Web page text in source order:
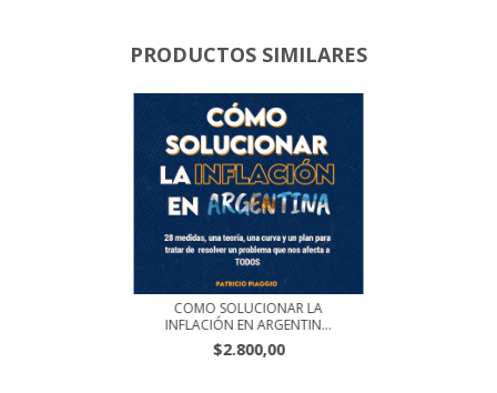
PRODUCTOS SIMILARES
COMO SOLUCIONAR LA
INFLACIÓN EN ARGENTIN...
$2.800,00